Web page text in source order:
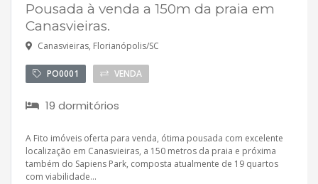
Disponível
Pousada à venda a 150m da praia em
Canasvieiras.
Canasvieiras, Florianópolis/SC
PO0001 VENDA
19 dormitórios
A Fito imóveis oferta para venda, ótima pousada com excelente
localização em Canasvieiras, a 150 metros da praia e próxima
também do Sapiens Park, composta atualmente de 19 quartos
com viabilidade...